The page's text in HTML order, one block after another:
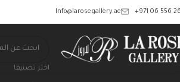
‎+971 06 556
Info@larosegallery.ae
اختر تصنيفا